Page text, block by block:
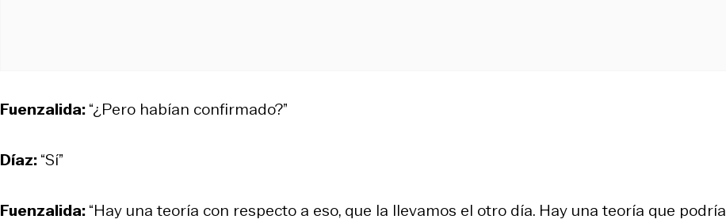
Fuenzalida:“¿Pero habían confirmado?”
Díaz:“Sí”
Fuenzalida:“Hay una teoría con respecto a eso, que la llevamos el otro día. Hay una teoría que podría